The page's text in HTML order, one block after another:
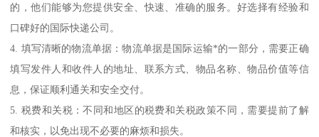
的，他们能够为您提供安全、快速、准确的服务。好选择有经验和
口碑好的国际快递公司。
4. 填写清晰的物流单据：物流单据是国际运输*的一部分，需要正确
填写发件人和收件人的地址、联系方式、物品名称、物品价值等信
息，保证顺利通关和安全交付。
5. 税费和关税：不同和地区的税费和关税政策不同，需要提前了解
和核实，以免出现不必要的麻烦和损失。